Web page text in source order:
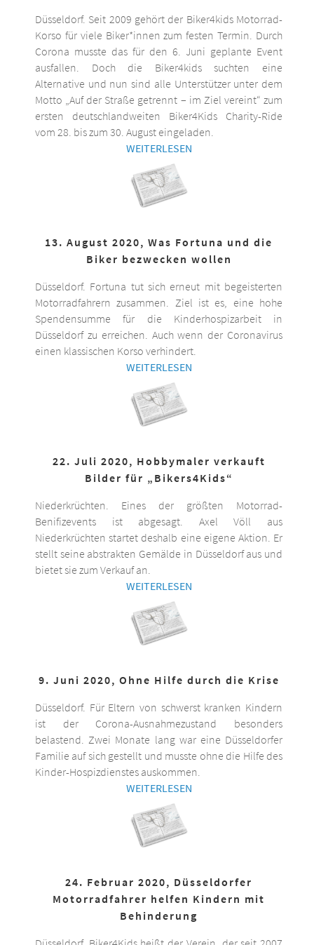
Düsseldorf. Seit 2009 gehört der Biker4kids Motorrad-
Korso für viele Biker*innen zum festen Termin. Durch
Corona musste das für den 6. Juni geplante Event
ausfallen. Doch die Biker4kids suchten eine
Alternative und nun sind alle Unterstützer unter dem
Motto „Auf der Straße getrennt – im Ziel vereint“ zum
ersten deutschlandweiten Biker4Kids Charity-Ride
vom 28. bis zum 30. August eingeladen.
WEITERLESEN
13. August 2020, Was Fortuna und die
Biker bezwecken wollen
Düsseldorf. Fortuna tut sich erneut mit begeisterten
Motorradfahrern zusammen. Ziel ist es, eine hohe
Spendensumme für die Kinderhospizarbeit in
Düsseldorf zu erreichen. Auch wenn der Coronavirus
einen klassischen Korso verhindert.
WEITERLESEN
22. Juli 2020, Hobbymaler verkauft
Bilder für „Bikers4Kids“
Niederkrüchten. Eines der größten Motorrad-
Benifizevents ist abgesagt. Axel Völl aus
Niederkrüchten startet deshalb eine eigene Aktion. Er
stellt seine abstrakten Gemälde in Düsseldorf aus und
bietet sie zum Verkauf an.
WEITERLESEN
9. Juni 2020, Ohne Hilfe durch die Krise
Düsseldorf. Für Eltern von schwerst kranken Kindern
ist der Corona-Ausnahmezustand besonders
belastend. Zwei Monate lang war eine Düsseldorfer
Familie auf sich gestellt und musste ohne die Hilfe des
Kinder-Hospizdienstes auskommen.
WEITERLESEN
24. Februar 2020, Düsseldorfer
Motorradfahrer helfen Kindern mit
Behinderung